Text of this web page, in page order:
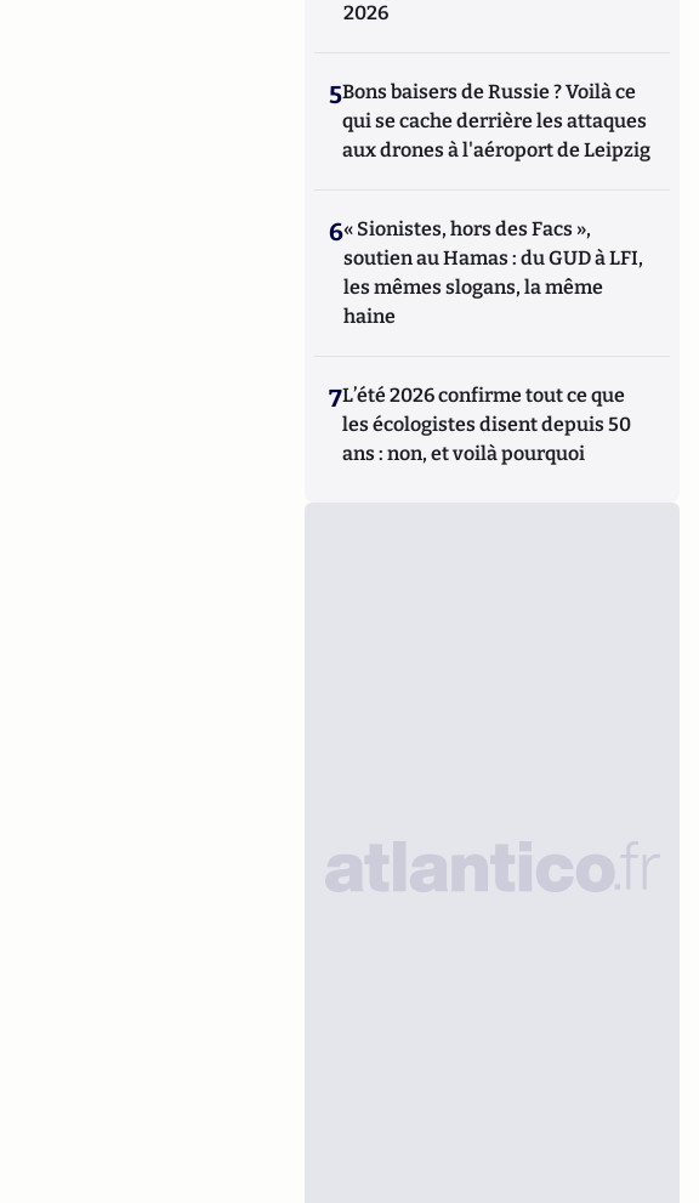
2026
5Bons baisers de Russie ? Voilà ce
qui se cache derrière les attaques
aux drones à l'aéroport de Leipzig
6« Sionistes, hors des Facs »,
soutien au Hamas : du GUD à LFI,
les mêmes slogans, la même
haine
7L’été 2026 confirme tout ce que
les écologistes disent depuis 50
ans : non, et voilà pourquoi